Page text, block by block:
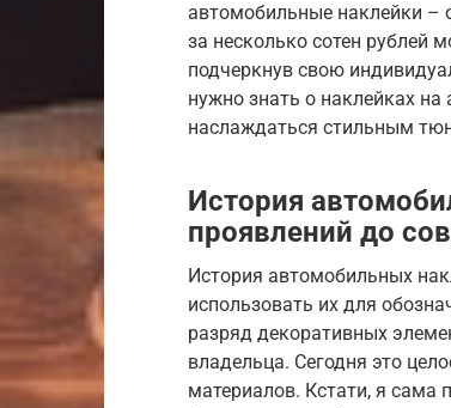
автомобильные наклейки –
за несколько сотен рублей
подчеркнув свою
нужно знать о наклейках
наслаждаться стильным
История
проявлений до
История автомобильных
использовать их для
разряд декоративных
владельца. Сегодня это
материалов. Кстати, я сама